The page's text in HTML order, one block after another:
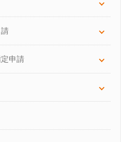
いて
険）
ービス）
申請
童発達支援
険、障害福祉サービス）
業の開業でお困りの方へ
業でお困りの方へ